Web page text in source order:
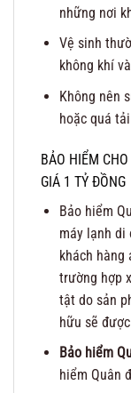
những nơi
Vệ sinh
không khí
Không nên
hoặc quá
BẢO HIỂM
GIÁ 1 TỶ ĐỒNG
Bảo hiểm
máy lạnh di
khách hàng
trường hợp
tật do sản
hữu sẽ
Bảo hiểm
hiểm Quân